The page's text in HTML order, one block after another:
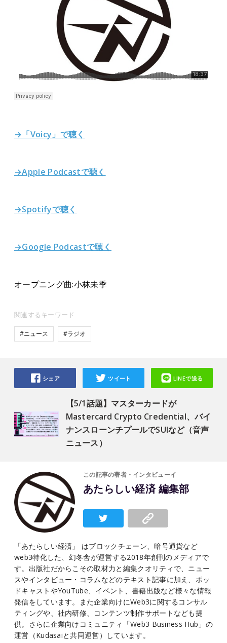
→「Voicy」で聴く
→Apple Podcastで聴く
→Spotifyで聴く
→Google Podcastで聴く
オープニング曲:小林未季
関連するキーワード
#ニュース #ラジオ
【5/1話題】マスターカードが
Mastercard Crypto Credential、バイ
ナンスローンチプールでSUIなど（音声
ニュース）
シェア ツイート LINEで送る
この記事の著者・インタビューイ
あたらしい経済 編集部
「あたらしい経済」 はブロックチェーン、暗号通貨など
web3特化した、幻冬舎が運営する2018年創刊のメディアで
す。出版社だからこその取材力と編集クオリティで、ニュー
スやインタビュー・コラムなどのテキスト記事に加え、ポッ
ドキャストやYouTube、イベント、書籍出版など様々な情報
発信をしています。また企業向けにWeb3に関するコンサル
ティングや、社内研修、コンテンツ制作サポートなども提
供。さらに企業向けコミュニティ「Web3 Business Hub」の
運営（Kudasaiと共同運営）しています。